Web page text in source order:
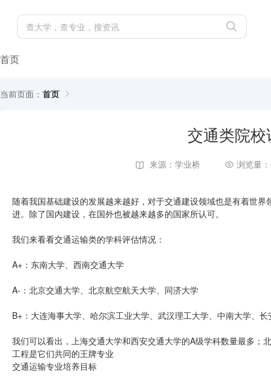
首页
当前页面： 首页
交通类院
来源：学业桥 浏览量
随着我国基础建设的发展越来越好，对于交通建设领域也是有着世
进。除了国内建设，在国外也被越来越多的国家所认可。
我们来看看交通运输类的学科评估情况：
A+：东南大学、西南交通大学
A-：北京交通大学、北京航空航天大学、同济大学
B+：大连海事大学、哈尔滨工业大学、武汉理工大学、中南大学、长
我们可以看出，上海交通大学和西安交通大学的A级学科数量最多
工程是它们共同的王牌专业
交通运输专业培养目标